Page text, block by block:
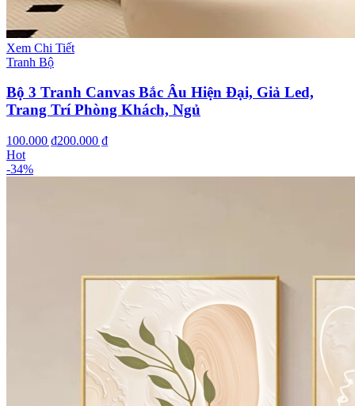
Xem Chi Tiết
Tranh Bộ
Bộ 3 Tranh Canvas Bắc Âu Hiện Đại, Giả Led,
Trang Trí Phòng Khách, Ngủ
100.000 ₫200.000 ₫
Hot
-34%